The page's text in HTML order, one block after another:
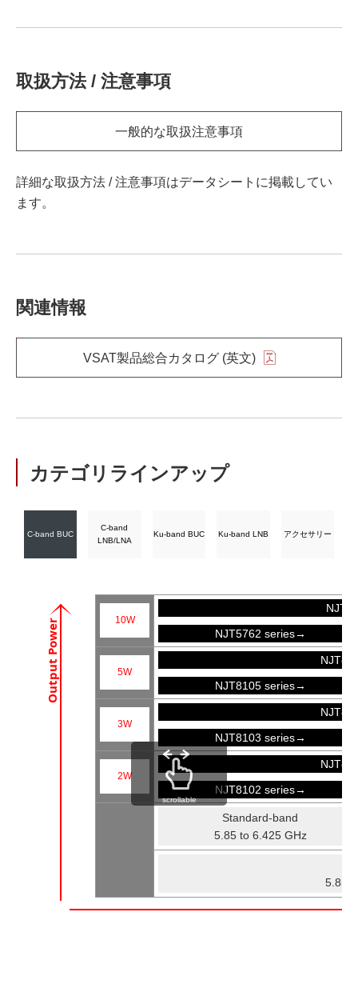
取扱方法 / 注意事項
一般的な取扱注意事項
詳細な取扱方法 / 注意事項はデータシートに掲載してい
ます。
関連情報
VSAT製品総合カタログ (英文)
カテゴリラインアップ
C-band BUC
C-band
LNB/LNA
Ku-band BUC Ku-band LNB アクセサリー
Output Power 10W
NJT5762 series→
5W
NJT8105 series→
3W
NJT8103 series→
2W
NJT8102 series→
Standard-band
5.85 to 6.425 GHz
5.85
scrollable